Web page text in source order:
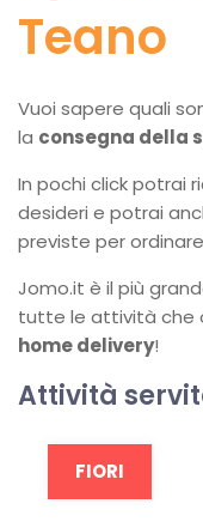
Teano
Vuoi sapere quali
la consegna della
In pochi click potrai
desideri e potrai
previste per
Jomo.it è il più
tutte le attività che
home delivery!
Attività
FIORI